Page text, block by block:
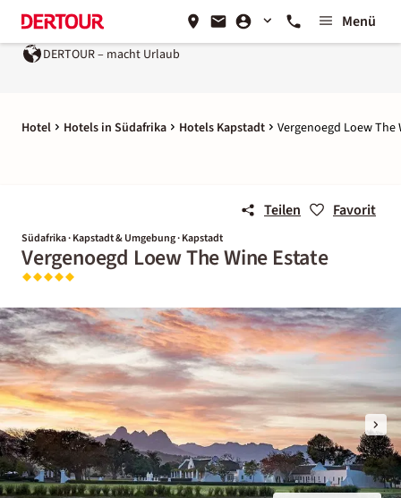
Menü
DERTOUR – macht Urlaub
Hotel Hotels in Südafrika Hotels Kapstadt Vergenoegd Loew The
Teilen Favorit
Südafrika · Kapstadt & Umgebung · Kapstadt
Vergenoegd Loew The Wine Estate